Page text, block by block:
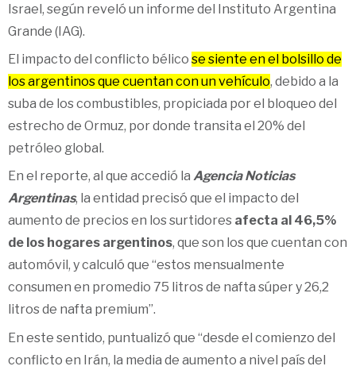
Israel, según reveló un informe del Instituto Argentina
Grande (IAG).
El impacto del conflicto bélico se siente en el bolsillo de
los argentinos que cuentan con un vehículo, debido a la
suba de los combustibles, propiciada por el bloqueo del
estrecho de Ormuz, por donde transita el 20% del
petróleo global.
En el reporte, al que accedió la Agencia Noticias
Argentinas, la entidad precisó que el impacto del
aumento de precios en los surtidores afecta al 46,5%
de los hogares argentinos, que son los que cuentan con
automóvil, y calculó que “estos mensualmente
consumen en promedio 75 litros de nafta súper y 26,2
litros de nafta premium”.
En este sentido, puntualizó que “desde el comienzo del
conflicto en Irán, la media de aumento a nivel país del